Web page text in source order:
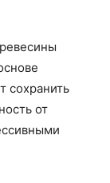
сохранить
от